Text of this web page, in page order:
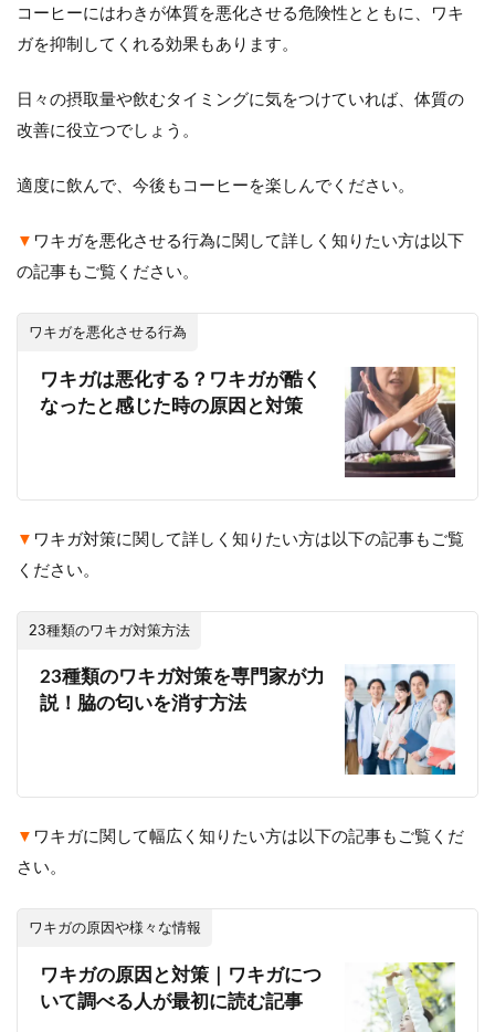
コーヒーにはわきが体質を悪化させる危険性とともに、ワキ
ガを抑制してくれる効果もあります。
日々の摂取量や飲むタイミングに気をつけていれば、体質の
改善に役立つでしょう。
適度に飲んで、今後もコーヒーを楽しんでください。
▼ ワキガを悪化させる行為に関して詳しく知りたい方は以下
の記事もご覧ください。
ワキガを悪化させる行為
ワキガは悪化する？ワキガが酷く
なったと感じた時の原因と対策
▼ ワキガ対策に関して詳しく知りたい方は以下の記事もご覧
ください。
23種類のワキガ対策方法
23種類のワキガ対策を専門家が力
説！脇の匂いを消す方法
▼ ワキガに関して幅広く知りたい方は以下の記事もご覧くだ
さい。
ワキガの原因や様々な情報
ワキガの原因と対策｜ワキガにつ
いて調べる人が最初に読む記事